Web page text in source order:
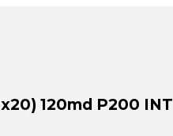
120md P200 INT